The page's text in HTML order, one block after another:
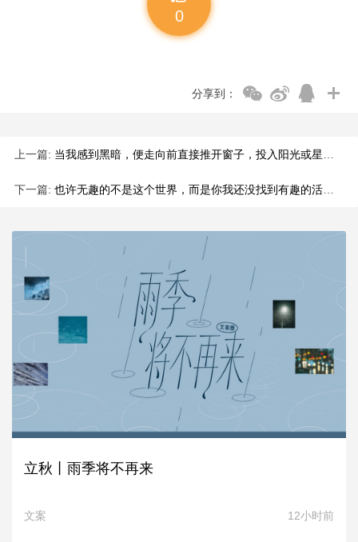
0
分享到：
上一篇: 当我感到黑暗，便走向前直接推开窗子，投入阳光或星光。
下一篇: 也许无趣的不是这个世界，而是你我还没找到有趣的活法。
立秋丨雨季将不再来
文案 12小时前